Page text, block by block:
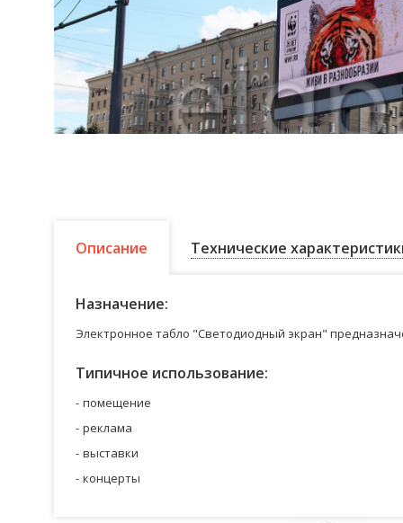
Описание Технические
Назначение:
Электронное табло "Светодиодный экран"
Типичное использование:
помещение
реклама
выставки
концерты